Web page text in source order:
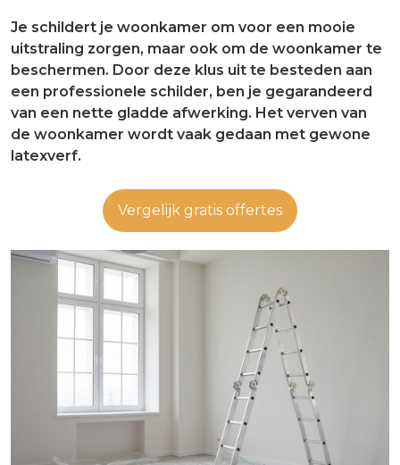
Je schildert je woonkamer om voor een mooie
uitstraling zorgen, maar ook om de woonkamer te
beschermen. Door deze klus uit te besteden aan
een professionele schilder, ben je gegarandeerd
van een nette gladde afwerking. Het verven van
de woonkamer wordt vaak gedaan met gewone
latexverf.
Vergelijk gratis offertes